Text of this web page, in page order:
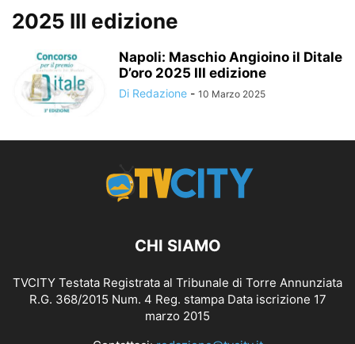
2025 III edizione
Napoli: Maschio Angioino il Ditale
D’oro 2025 III edizione
Di Redazione - 10 Marzo 2025
CHI SIAMO
TVCITY Testata Registrata al Tribunale di Torre Annunziata
R.G. 368/2015 Num. 4 Reg. stampa Data iscrizione 17
marzo 2015